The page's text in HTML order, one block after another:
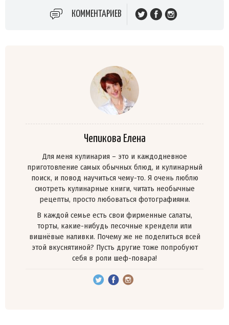
КОММЕНТАРИЕВ
Чепикова Елена
Для меня кулинария – это и каждодневное
приготовление самых обычных блюд, и кулинарный
поиск, и повод научиться чему-то. Я очень люблю
смотреть кулинарные книги, читать необычные
рецепты, просто любоваться фотографиями.
В каждой семье есть свои фирменные салаты,
торты, какие-нибудь песочные крендели или
вишнёвые наливки. Почему же не поделиться всей
этой вкуснятиной? Пусть другие тоже попробуют
себя в роли шеф-повара!